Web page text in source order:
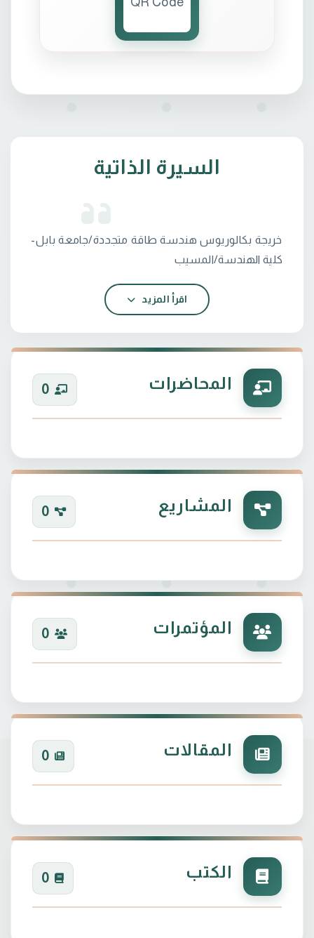
السيرة الذاتية
خريجة بكالوريوس هندسة طاقة متجددة/جامعة بابل-
اقرأ المزيد
المحاضرات 0
المشاريع 0
المؤتمرات 0
المقالات 0
الكتب 0